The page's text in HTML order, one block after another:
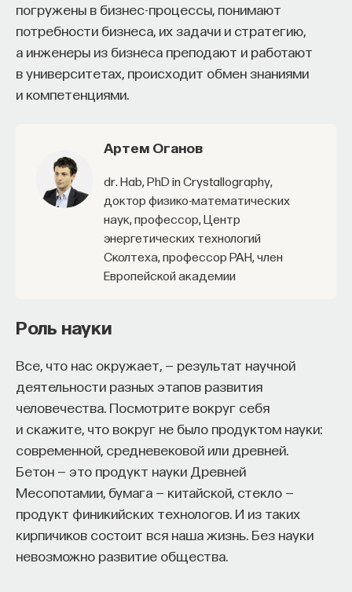
погружены в бизнес-процессы, понимают
потребности бизнеса, их задачи и стратегию,
а инженеры из бизнеса преподают и работают
в университетах, происходит обмен знаниями
и компетенциями.
Артем Оганов
Dr. Hab, PhD in Crystallography,
доктор физико-математических
наук, профессор, Центр
энергетических технологий
Сколтеха, профессор РАН, член
Европейской академии
Роль науки
Все, что нас окружает, — результат научной
деятельности разных этапов развития
человечества. Посмотрите вокруг себя
и скажите, что вокруг не было продуктом науки:
современной, средневековой или древней.
Бетон — это продукт науки Древней
Месопотамии, бумага — китайской, стекло —
продукт финикийских технологов. И из таких
кирпичиков состоит вся наша жизнь. Без науки
невозможно развитие общества.